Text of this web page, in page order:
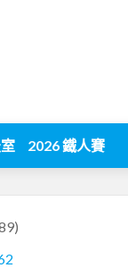
2026 鐵人賽